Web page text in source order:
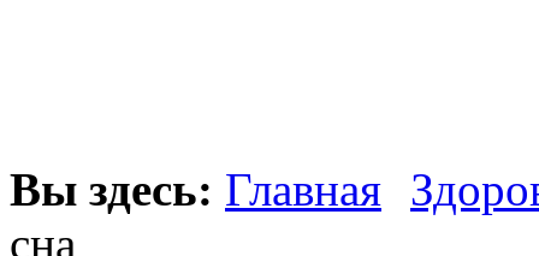
Вы здесь: Главная
сна